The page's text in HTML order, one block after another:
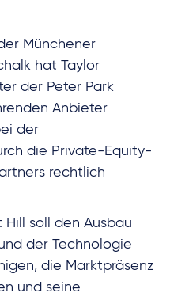
Münchener
hat Taylor
der Peter Park
Anbieter
der
die Private-Equity-
rechtlich
soll den Ausbau
der Technologie
die Marktpräsenz
und seine